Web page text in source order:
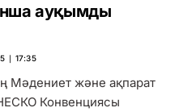
ауқымды
∣ 17:35
Мәдениет және ақпарат
Конвенциясы